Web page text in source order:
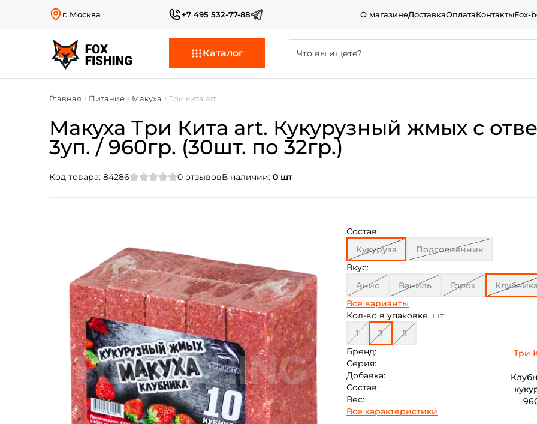
г. Москва +7 495 532-77-88 О магазинеДоставкаОплатаКонтактыFox-
Каталог
Главная Питание Макуха Три кита art.
Макуха Три Кита art. Кукурузный жмых с
3уп. / 960гр. (30шт. по 32гр.)
Код товара: 84286 0 отзывовВ наличии: 0 шт
Состав:
Кукуруза
Подсолнечник
Вкус:
Анис
Ваниль Горох Клубника
Конопля
Мед Слива
Чеснок
Все варианты
Кол-во в упаковке, шт:
1
3
5
Бренд:
Три
Серия:
Добавка:
Состав:
Вес:
Все характеристики